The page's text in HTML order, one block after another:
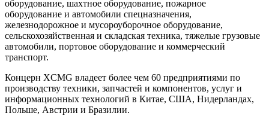
оборудование, шахтное оборудование, пожарное
оборудование и автомобили спецназначения,
железнодорожное и мусороуборочное оборудование,
сельскохозяйственная и складская техника, тяжелые грузовые
автомобили, портовое оборудование и коммерческий
транспорт.
Концерн XCMG владеет более чем 60 предприятиями по
производству техники, запчастей и компонентов, услуг и
информационных технологий в Китае, США, Нидерландах,
Польше, Австрии и Бразилии.